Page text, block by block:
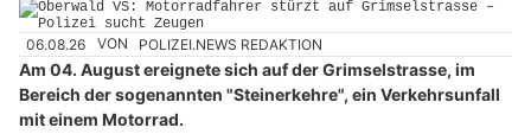
06.08.26 VON POLIZEI.NEWS REDAKTION
Am 04. August ereignete sich auf der Grimselstrasse, im
Bereich der sogenannten "Steinerkehre", ein Verkehrsunfall
mit einem Motorrad.